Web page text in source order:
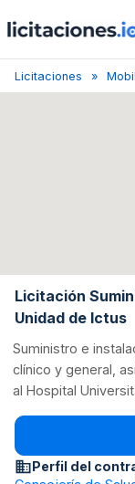
Licitaciones
Licitación
Unidad de Ictus
Suministro e
clínico y general,
al Hospital
Perfil del